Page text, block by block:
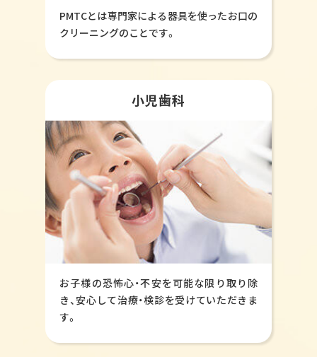
PMTCとは専門家による器具を使ったお口の
クリーニングのことです。
小児歯科
お子様の恐怖心・不安を可能な限り取り除
き、安心して治療・検診を受けていただきま
す。